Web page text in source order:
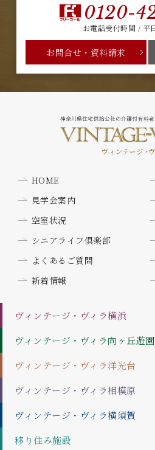
0120-
お電話受付時間 / 平
お問合せ・資料請求
HOME
見学会案内
空室状況
シニアライフ倶楽部
よくあるご質問
新着情報
ヴィンテージ・ヴィラ横浜
ヴィンテージ・ヴィラ向ヶ丘遊園
ヴィンテージ・ヴィラ洋光台
ヴィンテージ・ヴィラ相模原
ヴィンテージ・ヴィラ横須賀
移り住み施設